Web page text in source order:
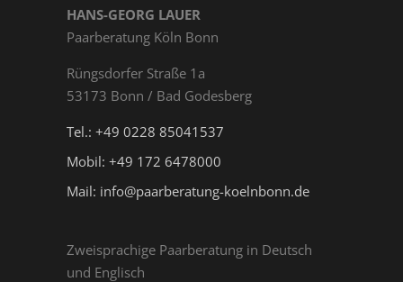
HANS-GEORG LAUER
Paarberatung Köln Bonn
Rüngs­dor­fer Straße 1a
53173 Bonn / Bad Godesberg
Tel.: +49 0228 85041537
Mobil: +49 172 6478000
Mail: info@paarberatung-koelnbonn.de
Zweisprachige Paarberatung in Deutsch
und Englisch